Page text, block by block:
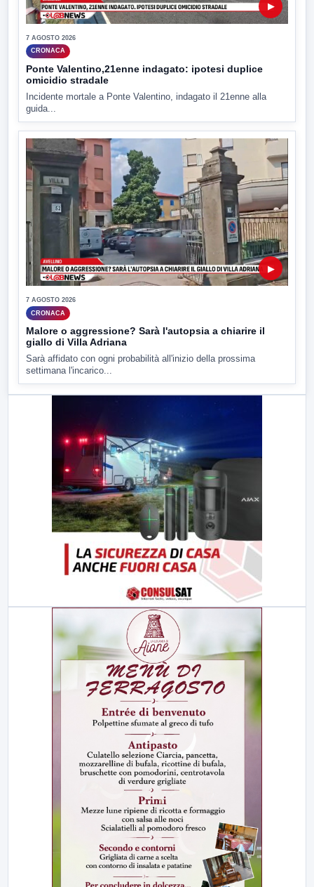
▶
7 AGOSTO 2026
CRONACA
Ponte Valentino,21enne indagato: ipotesi duplice
omicidio stradale
Incidente mortale a Ponte Valentino, indagato il 21enne alla
guida...
▶
7 AGOSTO 2026
CRONACA
Malore o aggressione? Sarà l'autopsia a chiarire il
giallo di Villa Adriana
Sarà affidato con ogni probabilità all'inizio della prossima
settimana l'incarico...